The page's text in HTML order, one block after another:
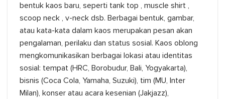
bentuk kaos baru, seperti tank top , muscle shirt ,
scoop neck , v-neck dsb. Berbagai bentuk, gambar,
atau kata-kata dalam kaos merupakan pesan akan
pengalaman, perilaku dan status sosial. Kaos oblong
mengkomunikasikan berbagai lokasi atau identitas
sosial: tempat (HRC, Borobudur, Bali, Yogyakarta),
bisnis (Coca Cola, Yamaha, Suzuki), tim (MU, Inter
Milan), konser atau acara kesenian (Jakjazz),